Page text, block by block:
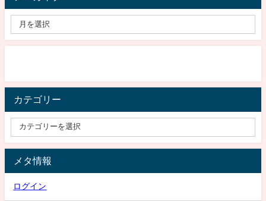
カテゴリー
メタ情報
ログイン